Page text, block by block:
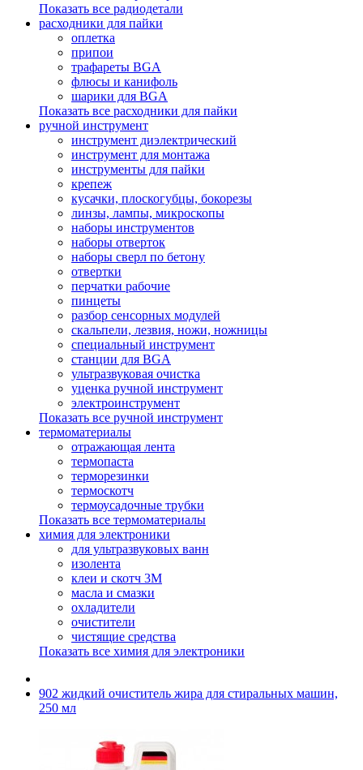
Показать все радиодетали
расходники для пайки
оплетка
припои
трафареты BGA
флюсы и канифоль
шарики для BGA
Показать все расходники для пайки
ручной инструмент
инструмент диэлектрический
инструмент для монтажа
инструменты для пайки
крепеж
кусачки, плоскогубцы, бокорезы
линзы, лампы, микроскопы
наборы инструментов
наборы отверток
наборы сверл по бетону
отвертки
перчатки рабочие
пинцеты
разбор сенсорных модулей
скальпели, лезвия, ножи, ножницы
специальный инструмент
станции для BGA
ультразвуковая очистка
уценка ручной инструмент
электроинструмент
Показать все ручной инструмент
термоматериалы
отражающая лента
термопаста
терморезинки
термоскотч
термоусадочные трубки
Показать все термоматериалы
химия для электроники
для ультразвуковых ванн
изолента
клеи и скотч 3М
масла и смазки
охладители
очистители
чистящие средства
Показать все химия для электроники
902 жидкий очиститель жира для стиральных машин,
250 мл